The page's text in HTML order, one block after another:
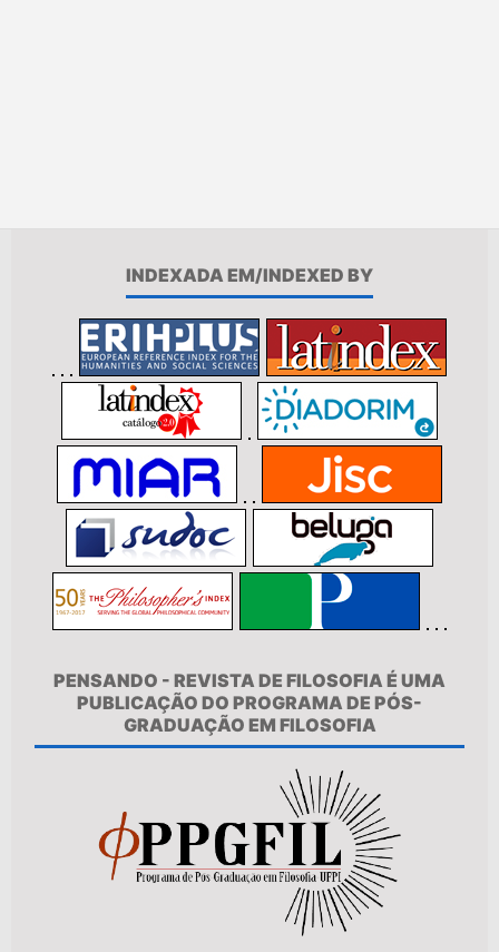
INDEXADA EM/INDEXED BY
PENSANDO - REVISTA DE FILOSOFIA É UMA
PUBLICAÇÃO DO PROGRAMA DE PÓS-
GRADUAÇÃO EM FILOSOFIA